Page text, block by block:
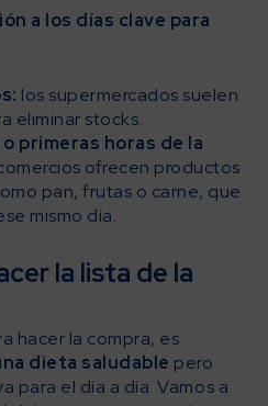
a los días clave para
los supermercados suelen
eliminar stocks.
primeras horas de la
ofrecen productos
pan, frutas o carne, que
mismo día.
la lista de la
hacer la compra, es
dieta saludable pero
para el día a día. Vamos a